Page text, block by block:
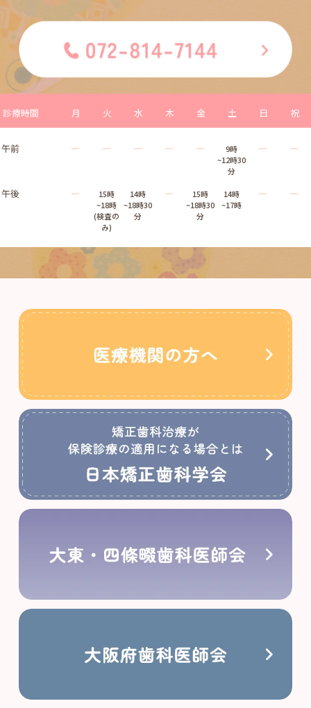
診療時間 月 火 水 木 金 土 日 祝
午前 ― ― ― ― ―
9時
~12時30
分
― ―
午後 ―
15時
~18時
(検査の
み)
14時
~18時30
分
―
15時
~18時30
分
14時
~17時
― ―